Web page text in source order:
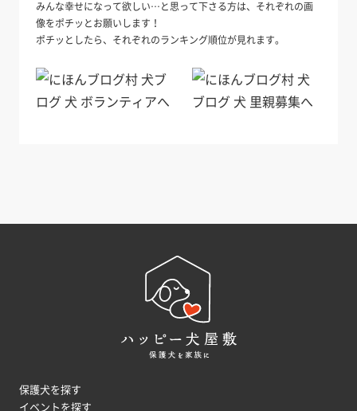
みんな幸せになって欲しい…と思って下さる方は、それぞれの画
像をポチッとお願いします！
ポチッとしたら、それぞれのランキング順位が見れます。
保護犬を探す
イベントを探す